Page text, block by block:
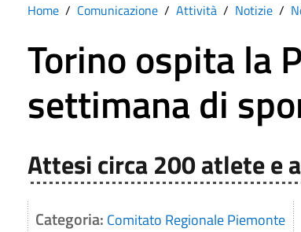
Home Comunicazione Attività Notizie
Torino ospita la
settimana di
Attesi circa 200 atlete e
Categoria: Comitato Regionale Piemonte